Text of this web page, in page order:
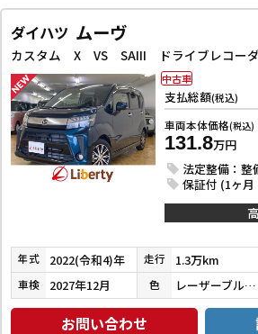
ダイハツ ムーヴ
支払総額(税込)
車両本体価格(税込)
131.8万円
法定整備：整
保証付 (1ヶ
中古車
年式 2022(令和4)年 走行 1.3万km
車検 2027年12月 色 レーザーブルークリスタルシャイン
お問い合わせ